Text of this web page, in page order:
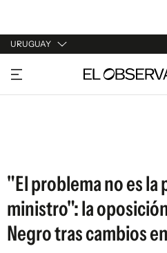
URUGUAY
URUGUAY
ARGENTINA
"El problema no es la
ministro": la
Negro tras cambios